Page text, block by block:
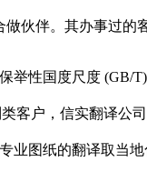
伙伴。其办事过的
性国度尺度 (GB/
客户，信实翻译公
业图纸的翻译取当地